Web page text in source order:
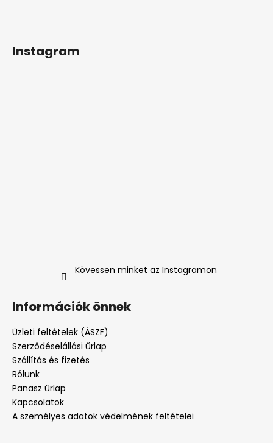
Instagram
Kövessen minket az Instagramon
Információk önnek
Üzleti feltételek (ÁSZF)
Szerződéselállási űrlap
Szállítás és fizetés
Rólunk
Panasz űrlap
Kapcsolatok
A személyes adatok védelmének feltételei